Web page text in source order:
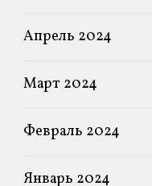
Апрель 2024
Март 2024
Февраль 2024
Январь 2024